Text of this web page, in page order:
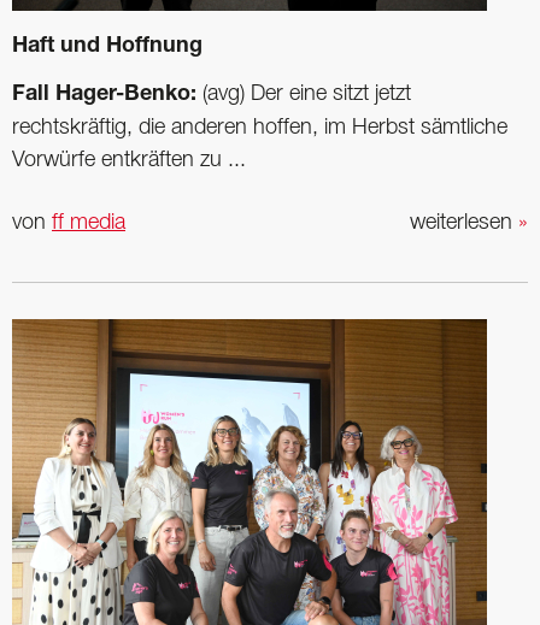
Haft und Hoffnung
Fall Hager-Benko: (avg) Der eine sitzt jetzt
rechtskräftig, die anderen hoffen, im Herbst sämtliche
Vorwürfe entkräften zu ...
weiterlesen »
von ff media